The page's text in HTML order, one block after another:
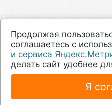
Продолжая
соглашаетесь с
и сервиса
делать сайт удобнее
Я